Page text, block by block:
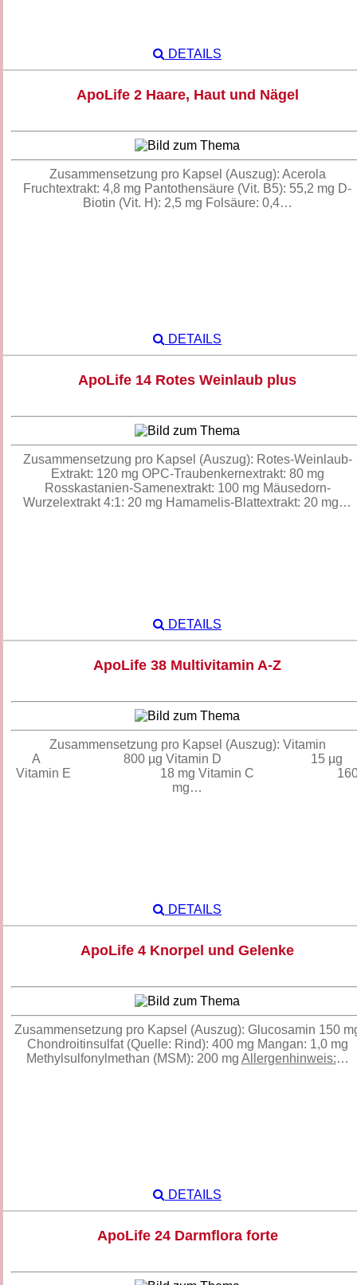
DETAILS
ApoLife 2 Haare, Haut und Nägel
Zusammensetzung pro Kapsel (Auszug): Acerola
Fruchtextrakt: 4,8 mg Pantothensäure (Vit. B5): 55,2 mg D-
Biotin (Vit. H): 2,5 mg Folsäure: 0,4…
DETAILS
ApoLife 14 Rotes Weinlaub plus
Zusammensetzung pro Kapsel (Auszug): Rotes-Weinlaub-
Extrakt: 120 mg OPC-Traubenkernextrakt: 80 mg
Rosskastanien-Samenextrakt: 100 mg Mäusedorn-
Wurzelextrakt 4:1: 20 mg Hamamelis-Blattextrakt: 20 mg…
DETAILS
ApoLife 38 Multivitamin A-Z
Zusammensetzung pro Kapsel (Auszug): Vitamin
A 800 µg Vitamin D 15 µg
Vitamin E 18 mg Vitamin C
mg…
DETAILS
ApoLife 4 Knorpel und Gelenke
Zusammensetzung pro Kapsel (Auszug): Glucosamin 150
Chondroitinsulfat (Quelle: Rind): 400 mg Mangan: 1,0 mg
Methylsulfonylmethan (MSM): 200 mg Allergenhinweis:…
DETAILS
ApoLife 24 Darmflora forte